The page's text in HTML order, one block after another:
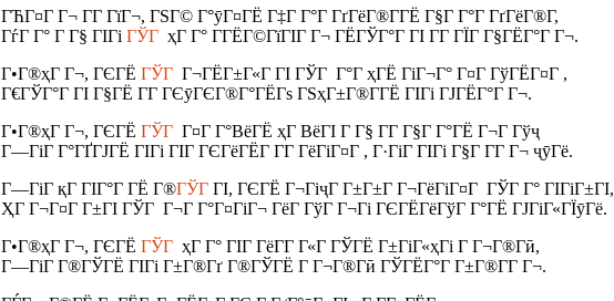
ГЋГ¤Г Г¬ Г­Г ГїГ¬, ГЅГ© Г°ӯГ¤ГЁ Г‡Г Г°Г ГґГёГ®Г­ГЁ Г§Г Г°Г ГґГёГ®Г­,
ГѓГ Г° Г Г§ ГІГі ГЎГ ҳГ Г° Г­ГЁГ©ГїГІГ Г¬ ГЁГЎГ°Г ГІ Г­Г ГЇГ Г§ГЁГ°Г Г¬.
Г•Г®ҳГ Г¬, ГЄГЁ ГЎГ Г¬ГЁГ±Г«Г ГІ ГЎГ Г°Г ҳГЁ ГіГ¬Г° Г¤Г ГўГЁГ¤Г ,
Г€ГЎГ°Г ГІ Г§ГЁ Г­Г ГЄӯГЄГ®Г°ГЁГѕ ГЅҳГ±Г®Г­ГЁ ГІГі ГЈГЁГ°Г Г¬.
Г•Г®ҳГ Г¬, ГЄГЁ ГЎГ Г¤Г Г°ВёГЁ ҳГ ВёГІ Г Г§ Г­Г Г§Г Г°ГЁ Г¬Г Гўҷ
Г—ГіГ­ Г°ГҐГЈГЁ ГІГі ГІГ ГЄГёГЁГ­ Г­Г ГёГіГ¤Г , Г·ГіГ­ ГІГі Г§Г Г­Г Г¬ ҷӯГё.
Г—ГіГ­ қГ ГІГ°Г ГЁ Г®ГЎГ ГІ, ГЄГЁ Г¬ГіҷГ Г±Г±Г Г¬ГёГіГ¤Г ГЎГ Г° ГІГіГ±ГІ,
ҲГ Г¬Г¤Г Г±ГІ ГЎГ Г¬Г Г°Г¤ГіГ¬ ГёГ ГўГ Г¬Гі ГЄГЁГёГўГ Г°ГЁ ГЈГіГ«ГЇӯГё.
Г•Г®ҳГ Г¬, ГЄГЁ ГЎГ ҳГ Г° ГІГ ГёГ­Г Г«Г ГЎГЁ Г±ГіГ«ҳГі Г Г¬Г®Г­ӣ,
Г—ГіГ­ Г®ГЎГЁ ГІГі Г±Г®Гґ Г®ГЎГЁ Г Г¬Г®Г­ӣ ГЎГЁГ°Г Г±Г®Г­Г Г¬.